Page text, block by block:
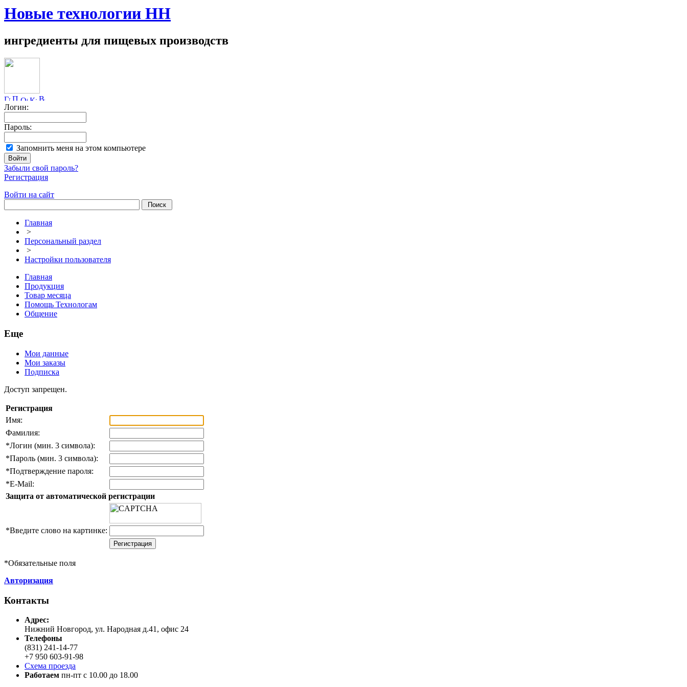
Новые технологии НН
ингредиенты для пищевых производств
Логин:
Пароль:
Запомнить меня на этом компьютере
Забыли свой пароль?
Регистрация
Войти на сайт
Главная
>
Персональный раздел
>
Настройки пользователя
Главная
Продукция
Товар месяца
Помощь Технологам
Общение
Еще
Мои данные
Мои заказы
Подписка
Доступ запрещен.
Регистрация
Имя:
Фамилия:
*Логин (мин. 3 символа):
*Пароль (мин. 3 символа):
*Подтверждение пароля:
*E-Mail:
Защита от автоматической регистрации
*Введите слово на картинке:
*Обязательные поля
Авторизация
Контакты
Адреc:
Нижний Новгород, ул. Народная д.41, офис 24
Телефоны
(831) 241-14-77
+7 950 603-91-98
Схема проезда
Работаем пн-пт с 10.00 до 18.00